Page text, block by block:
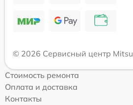
© 2026 Сервисный центр
Стоимость ремонта
Оплата и доставка
Контакты